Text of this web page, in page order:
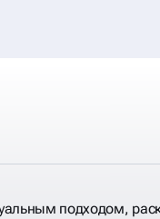
подходом,